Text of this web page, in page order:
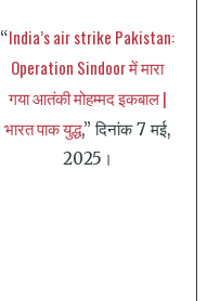
“India’s air strike Pakistan:
Operation Sindoor में मारा
गया आतंकी मोहम्मद इकबाल |
भारत पाक युद्ध,” दिनांक 7 मई,
2025।